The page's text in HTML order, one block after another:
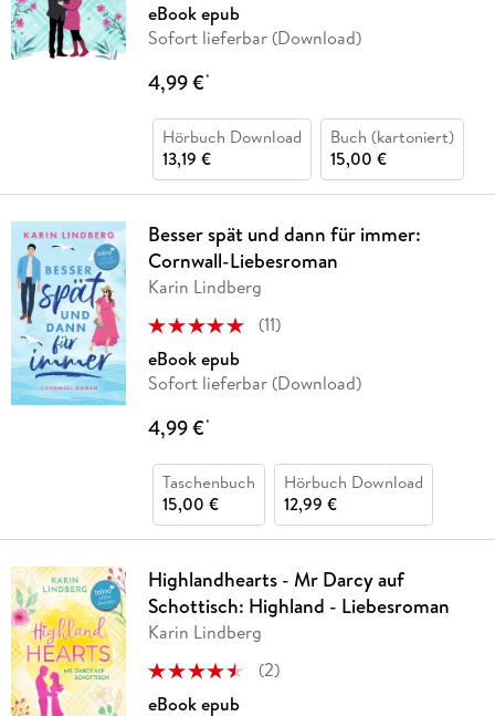
eBook epub
Sofort lieferbar (Download)
4,99 €*
Hörbuch Download
13,19 €
Buch (kartoniert)
15,00 €
Besser spät und dann für immer:
Cornwall-Liebesroman
Karin Lindberg
(11)
eBook epub
Sofort lieferbar (Download)
4,99 €*
Taschenbuch
15,00 €
Hörbuch Download
12,99 €
Highlandhearts - Mr Darcy auf
Schottisch: Highland - Liebesroman
Karin Lindberg
(2)
eBook epub